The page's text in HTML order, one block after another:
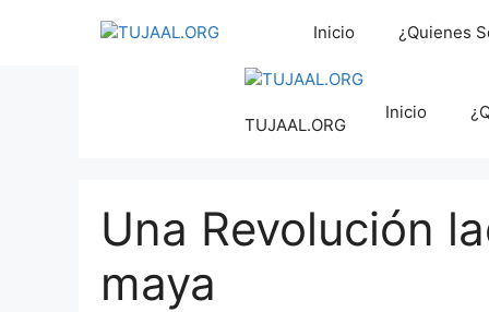
Inicio ¿Quienes
TUJAAL.ORG
Inicio
Una Revolución
maya